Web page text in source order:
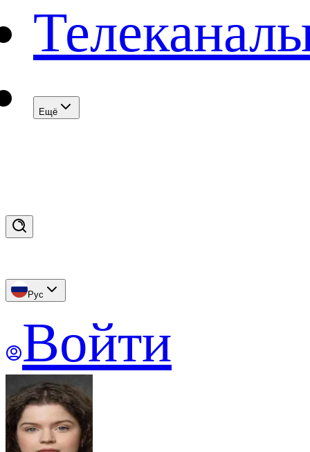
Eщё
Рус
Войти